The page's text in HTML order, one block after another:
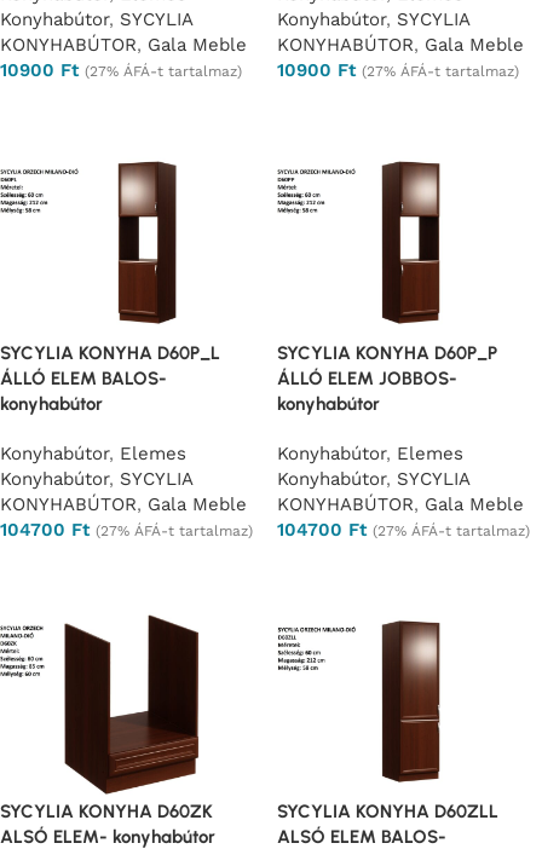
Konyhabútor, SYCYLIA
KONYHABÚTOR, Gala Meble
10900 Ft (27% ÁFÁ-t tartalmaz)
Konyhabútor, SYCYLIA
KONYHABÚTOR, Gala Meble
10900 Ft (27% ÁFÁ-t tartalmaz)
SYCYLIA KONYHA D60P_L
ÁLLÓ ELEM BALOS-
konyhabútor
Konyhabútor, Elemes
Konyhabútor, SYCYLIA
KONYHABÚTOR, Gala Meble
104700 Ft (27% ÁFÁ-t tartalmaz)
SYCYLIA KONYHA D60P_P
ÁLLÓ ELEM JOBBOS-
konyhabútor
Konyhabútor, Elemes
Konyhabútor, SYCYLIA
KONYHABÚTOR, Gala Meble
104700 Ft (27% ÁFÁ-t tartalmaz)
SYCYLIA KONYHA D60ZK
ALSÓ ELEM- konyhabútor
SYCYLIA KONYHA D60ZLL
ALSÓ ELEM BALOS-